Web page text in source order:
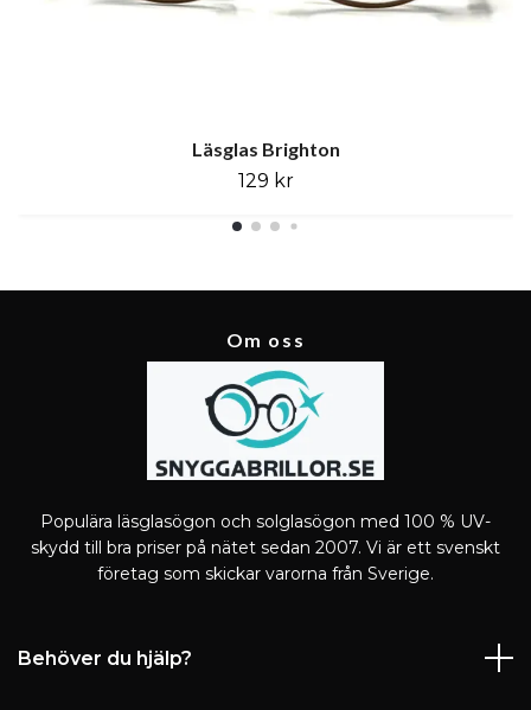
Läsglas Brighton
129 kr
Om oss
Populära läsglasögon och solglasögon med 100 % UV-
skydd till bra priser på nätet sedan 2007. Vi är ett svenskt
företag som skickar varorna från Sverige.
Behöver du hjälp?